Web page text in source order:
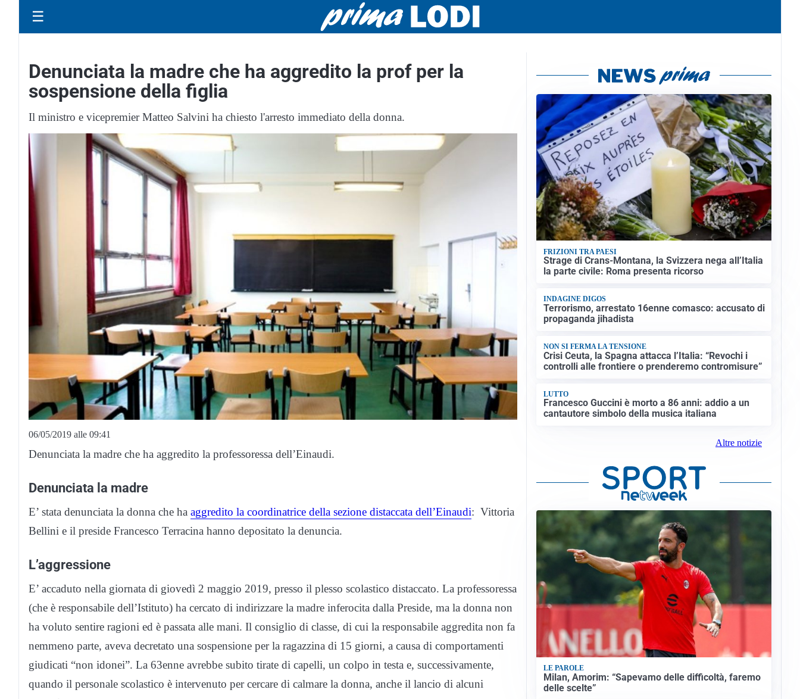
☰
Denunciata la madre che ha aggredito la prof per la
sospensione della figlia
Il ministro e vicepremier Matteo Salvini ha chiesto l'arresto immediato della donna.
06/05/2019 alle 09:41
Denunciata la madre che ha aggredito la professoressa dell’Einaudi.
Denunciata la madre
E’ stata denunciata la donna che ha aggredito la coordinatrice della sezione distaccata dell’Einaudi: Vittoria
Bellini e il preside Francesco Terracina hanno depositato la denuncia.
L’aggressione
E’ accaduto nella giornata di giovedì 2 maggio 2019, presso il plesso scolastico distaccato. La professoressa
(che è responsabile dell’Istituto) ha cercato di indirizzare la madre inferocita dalla Preside, ma la donna non
ha voluto sentire ragioni ed è passata alle mani. Il consiglio di classe, di cui la responsabile aggredita non fa
nemmeno parte, aveva decretato una sospensione per la ragazzina di 15 giorni, a causa di comportamenti
giudicati “non idonei”. La 63enne avrebbe subito tirate di capelli, un colpo in testa e, successivamente,
quando il personale scolastico è intervenuto per cercare di calmare la donna, anche il lancio di alcuni
FRIZIONI TRA PAESI
Strage di Crans-Montana, la Svizzera nega all’Italia
la parte civile: Roma presenta ricorso
INDAGINE DIGOS
Terrorismo, arrestato 16enne comasco: accusato di
propaganda jihadista
NON SI FERMA LA TENSIONE
Crisi Ceuta, la Spagna attacca l’Italia: “Revochi i
controlli alle frontiere o prenderemo contromisure”
LUTTO
Francesco Guccini è morto a 86 anni: addio a un
cantautore simbolo della musica italiana
Altre notizie
LE PAROLE
Milan, Amorim: “Sapevamo delle difficoltà, faremo
delle scelte”